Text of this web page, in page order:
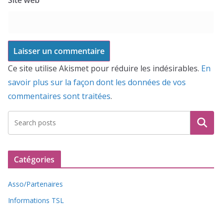
Ce site utilise Akismet pour réduire les indésirables. En
savoir plus sur la façon dont les données de vos
commentaires sont traitées.
Catégories
Asso/Partenaires
Informations TSL